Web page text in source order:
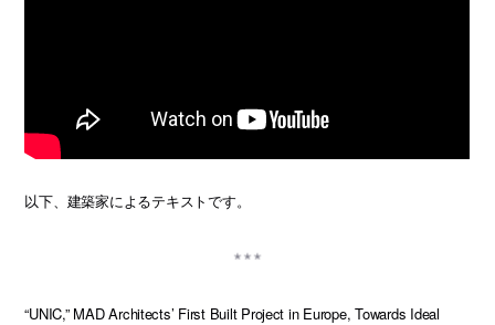
以下、建築家によるテキストです。
“UNIC,” MAD Architects’ First Built Project in Europe, Towards Ideal